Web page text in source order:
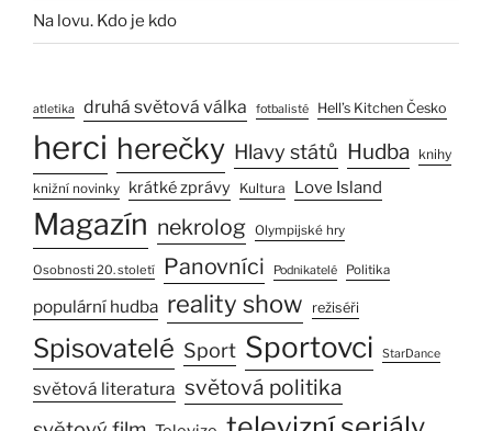
Na lovu. Kdo je kdo
atletika druhá světová válka fotbalisté Hell’s Kitchen Česko
herci herečky Hlavy států Hudba knihy
knižní novinky krátké zprávy Kultura Love Island
Magazín nekrolog Olympijské hry
Osobnosti 20. století Panovníci Podnikatelé Politika
populární hudba reality show režiséři
Spisovatelé Sport Sportovci StarDance
světová literatura světová politika